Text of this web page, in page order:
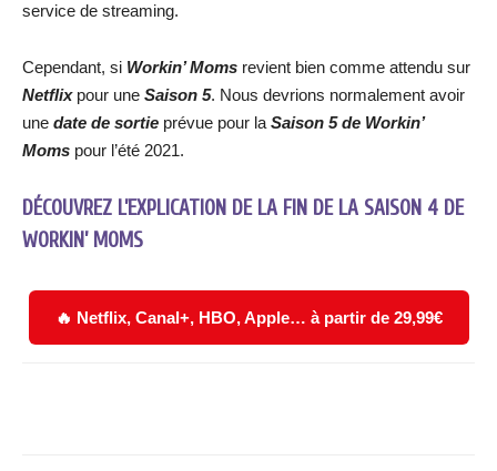
service de streaming.
Cependant, si Workin’ Moms revient bien comme attendu sur
Netflixpour une Saison 5. Nous devrions normalement avoir
une date de sortie prévue pour laSaison 5 de Workin’
Moms pour l’été 2021.
DÉCOUVREZ L’EXPLICATION DE LA FIN DE LA SAISON 4 DE
WORKIN’ MOMS
🔥 Netflix, Canal+, HBO, Apple… à partir de 29,99€